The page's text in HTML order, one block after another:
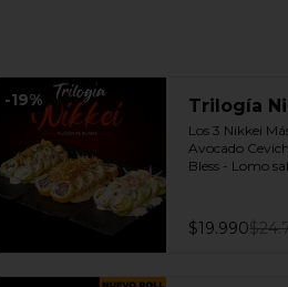
-19% Trilogía
Los 3 Nikkei
Avocado
Bless - Lomo
$19.990